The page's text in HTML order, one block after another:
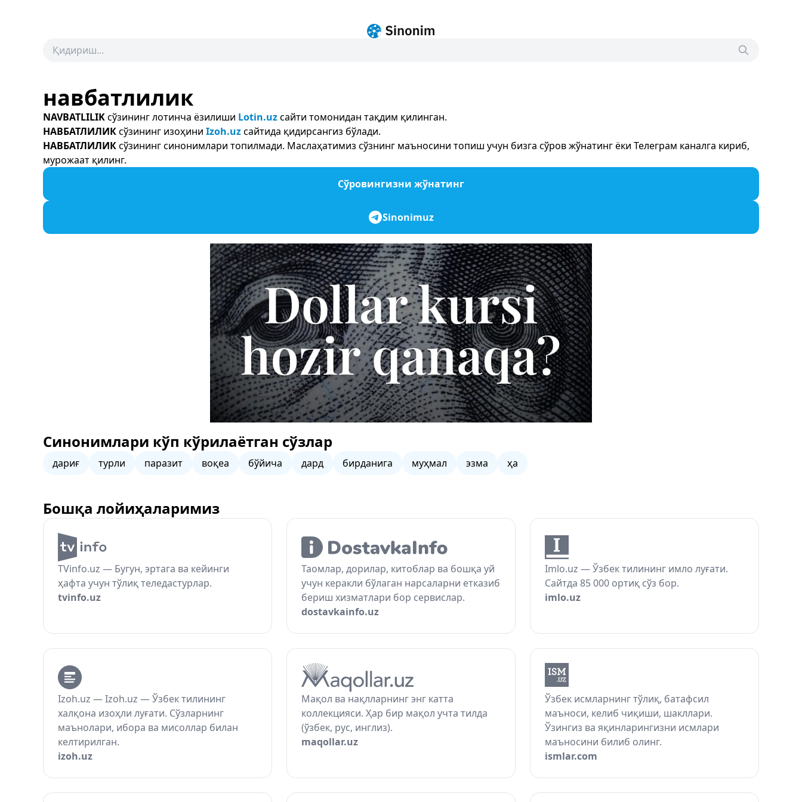
навбатлилик
NAVBATLILIKсўзининг лотинча ёзилиши Lotin.uzсайти томонидан тақдим қилинган.
НАВБАТЛИЛИКсўзининг изоҳини Izoh.uzсайтида қидирсангиз бўлади.
НАВБАТЛИЛИКсўзининг синонимлари топилмади. Маслаҳатимиз сўзнинг маъносини топиш учун бизга сўров жўнатинг ёки Телеграм каналга кириб,
мурожаат қилинг.
Сўровингизни жўнатинг
Sinonimuz
Синонимлари кўп кўрилаётган сўзлар
дариғ турли паразит воқеа бўйича дард бирданига муҳмал эзма ҳа
Бошқа лойиҳаларимиз
TVinfo.uz — Бугун, эртага ва кейинги
ҳафта учун тўлиқ теледастурлар.
tvinfo.uz
Таомлар, дорилар, китоблар ва бошқа уй
учун керакли бўлаган нарсаларни етказиб
бериш хизматлари бор сервислар.
dostavkainfo.uz
Imlo.uz — Ўзбек тилининг имло луғати.
Сайтда 85 000 ортиқ сўз бор.
imlo.uz
Izoh.uz — Izoh.uz — Ўзбек тилининг
халқона изоҳли луғати. Сўзларнинг
маънолари, ибора ва мисоллар билан
келтирилган.
izoh.uz
Мақол ва нақлларнинг энг катта
коллекцияси. Ҳар бир мақол учта тилда
(ўзбек, рус, инглиз).
maqollar.uz
Ўзбек исмларнинг тўлиқ, батафсил
маъноси, келиб чиқиши, шакллари.
Ўзингиз ва яқинларингизни исмлари
маъносини билиб олинг.
ismlar.com